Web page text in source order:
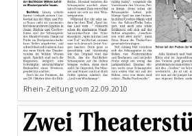
Rhein-Zeitung vom 22.09.2010